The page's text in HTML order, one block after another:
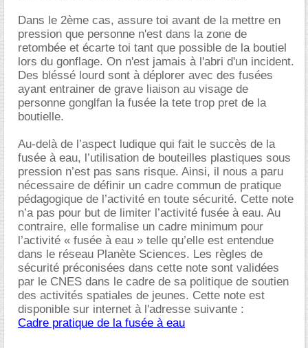
Dans le 2ème cas, assure toi avant de la mettre en
pression que personne n'est dans la zone de
retombée et écarte toi tant que possible de la boutiel
lors du gonflage. On n'est jamais à l'abri d'un incident.
Des bléssé lourd sont à déplorer avec des fusées
ayant entrainer de grave liaison au visage de
personne gonglfan la fusée la tete trop pret de la
boutielle.
Au-delà de l’aspect ludique qui fait le succès de la
fusée à eau, l’utilisation de bouteilles plastiques sous
pression n’est pas sans risque. Ainsi, il nous a paru
nécessaire de définir un cadre commun de pratique
pédagogique de l’activité en toute sécurité. Cette note
n’a pas pour but de limiter l’activité fusée à eau. Au
contraire, elle formalise un cadre minimum pour
l’activité « fusée à eau » telle qu’elle est entendue
dans le réseau Planète Sciences. Les règles de
sécurité préconisées dans cette note sont validées
par le CNES dans le cadre de sa politique de soutien
des activités spatiales de jeunes. Cette note est
disponible sur internet à l'adresse suivante :
Cadre pratique de la fusée à eau